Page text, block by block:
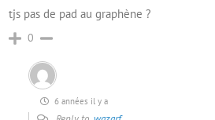
tjs pas de pad au graphène ?
0
6 années il y a